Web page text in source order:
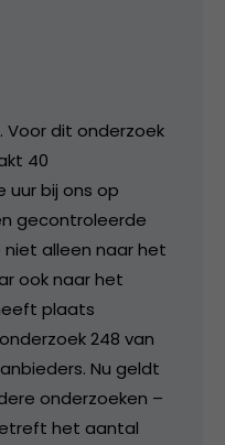
Voor dit onderzoek
40
uur bij ons op
gecontroleerde
niet alleen naar het
ook naar het
plaats
248 van
Nu geldt
onderzoeken –
het aantal